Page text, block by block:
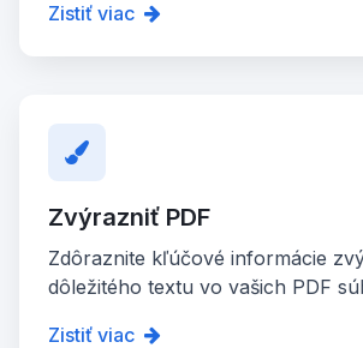
Zistiť viac
Zvýrazniť PDF
Zdôraznite kľúčové informácie
dôležitého textu vo vašich PDF
Zistiť viac